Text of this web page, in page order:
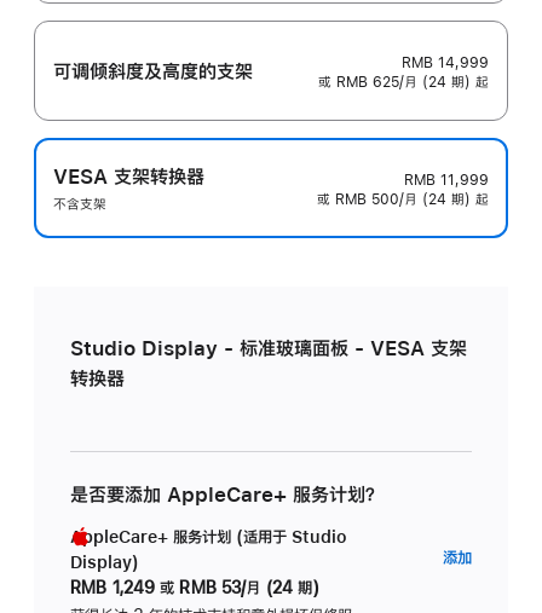
可调倾斜度及高‍度的支‍架
RMB 14,999
或 RMB 625/月 (24 期) 起
VESA 支架转换器
不含支架
RMB 11,999
或 RMB 500/月 (24 期) 起
Studio Display - 标准玻璃面板 - VESA 支架
转换器
是否要添加 AppleCare+ 服务计划？
AppleCare+ 服务计划 (适用于 Studio
Display)
RMB 1,249 或 RMB 53/月 (24 期)
添加